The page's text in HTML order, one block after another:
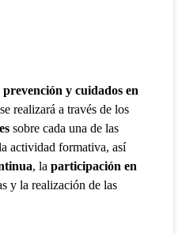
prevención y cuidados en
se realizará a través de los
sobre cada una de las
actividad formativa, así
, laparticipación en
y la realización de las